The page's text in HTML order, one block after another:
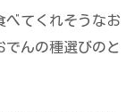
べてくれそうなお
んの種選びのと